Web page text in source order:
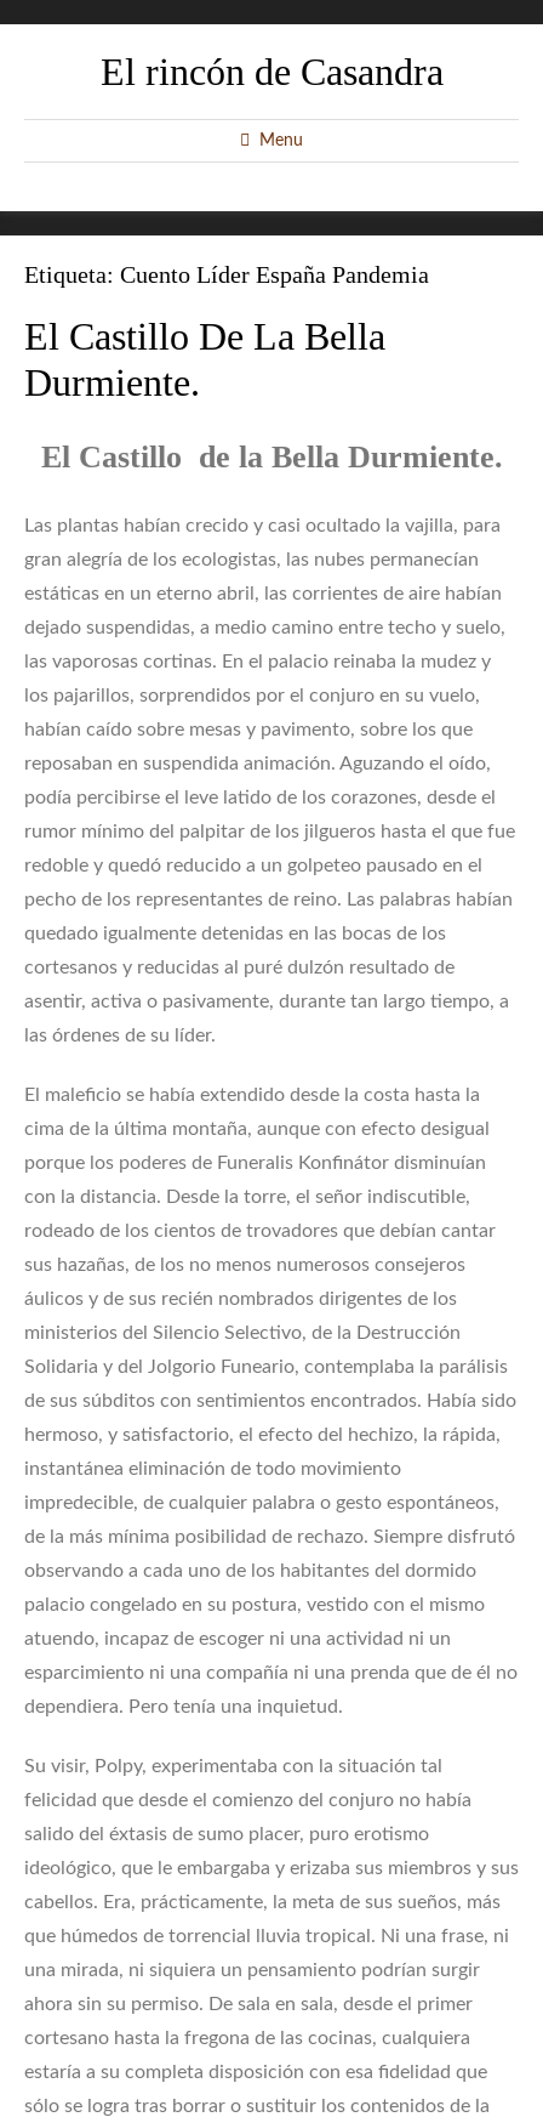
El rincón de Casandra
Menu
Etiqueta: Cuento Líder España Pandemia
El Castillo De La Bella
Durmiente.
El Castillo de la Bella Durmiente.
Las plantas habían crecido y casi ocultado la vajilla, para
gran alegría de los ecologistas, las nubes permanecían
estáticas en un eterno abril, las corrientes de aire habían
dejado suspendidas, a medio camino entre techo y suelo,
las vaporosas cortinas. En el palacio reinaba la mudez y
los pajarillos, sorprendidos por el conjuro en su vuelo,
habían caído sobre mesas y pavimento, sobre los que
reposaban en suspendida animación. Aguzando el oído,
podía percibirse el leve latido de los corazones, desde el
rumor mínimo del palpitar de los jilgueros hasta el que fue
redoble y quedó reducido a un golpeteo pausado en el
pecho de los representantes de reino. Las palabras habían
quedado igualmente detenidas en las bocas de los
cortesanos y reducidas al puré dulzón resultado de
asentir, activa o pasivamente, durante tan largo tiempo, a
las órdenes de su líder.
El maleficio se había extendido desde la costa hasta la
cima de la última montaña, aunque con efecto desigual
porque los poderes de Funeralis Konfinátor disminuían
con la distancia. Desde la torre, el señor indiscutible,
rodeado de los cientos de trovadores que debían cantar
sus hazañas, de los no menos numerosos consejeros
áulicos y de sus recién nombrados dirigentes de los
ministerios del Silencio Selectivo, de la Destrucción
Solidaria y del Jolgorio Funeario, contemplaba la parálisis
de sus súbditos con sentimientos encontrados. Había sido
hermoso, y satisfactorio, el efecto del hechizo, la rápida,
instantánea eliminación de todo movimiento
impredecible, de cualquier palabra o gesto espontáneos,
de la más mínima posibilidad de rechazo. Siempre disfrutó
observando a cada uno de los habitantes del dormido
palacio congelado en su postura, vestido con el mismo
atuendo, incapaz de escoger ni una actividad ni un
esparcimiento ni una compañía ni una prenda que de él no
dependiera. Pero tenía una inquietud.
Su visir, Polpy, experimentaba con la situación tal
felicidad que desde el comienzo del conjuro no había
salido del éxtasis de sumo placer, puro erotismo
ideológico, que le embargaba y erizaba sus miembros y sus
cabellos. Era, prácticamente, la meta de sus sueños, más
que húmedos de torrencial lluvia tropical. Ni una frase, ni
una mirada, ni siquiera un pensamiento podrían surgir
ahora sin su permiso. De sala en sala, desde el primer
cortesano hasta la fregona de las cocinas, cualquiera
estaría a su completa disposición con esa fidelidad que
sólo se logra tras borrar o sustituir los contenidos de la